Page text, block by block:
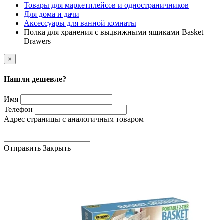
Товары для маркетплейсов и одностраничников
Для дома и дачи
Аксессуары для ванной комнаты
Полка для хранения с выдвижными ящиками Basket
Drawers
×
Нашли дешевле?
Имя
Телефон
Адрес страницы с аналогичным товаром
Отправить Закрыть